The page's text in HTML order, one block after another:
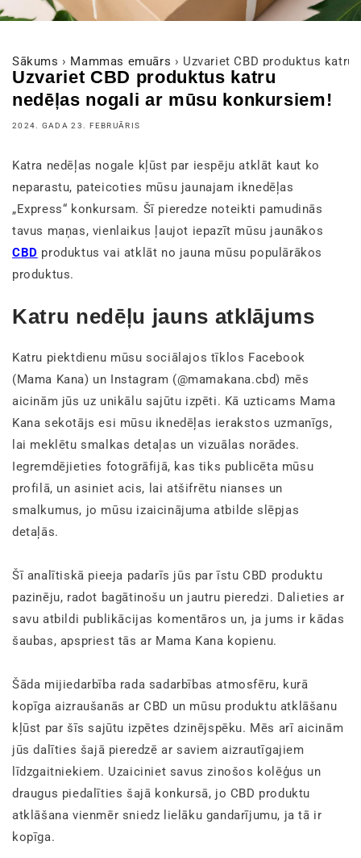
Sākums › Mammas emuārs › Uzvariet CBD produktus
Uzvariet CBD produktus katru
nedēļas nogali ar mūsu konkursiem!
2024. GADA 23. FEBRUĀRIS
Katra nedēļas nogale kļūst par iespēju atklāt kaut ko
neparastu, pateicoties mūsu jaunajam iknedēļas
„Express“ konkursam. Šī pieredze noteikti pamudinās
tavus maņas, vienlaikus ļaujot iepazīt mūsu jaunākos
CBD produktus vai atklāt no jauna mūsu populārākos
produktus.
Katru nedēļu jauns atklājums
Katru piektdienu mūsu sociālajos tīklos Facebook
(Mama Kana) un Instagram (@mamakana.cbd) mēs
aicinām jūs uz unikālu sajūtu izpēti. Kā uzticams Mama
Kana sekotājs esi mūsu iknedēļas ierakstos uzmanīgs,
lai meklētu smalkas detaļas un vizuālas norādes.
Iegremdējieties fotogrāfijā, kas tiks publicēta mūsu
profilā, un asiniet acis, lai atšifrētu nianses un
smalkumus, jo mūsu izaicinājuma atbilde slēpjas
detaļās.
Šī analītiskā pieeja padarīs jūs par īstu CBD produktu
pazinēju, radot bagātinošu un jautru pieredzi. Dalieties ar
savu atbildi publikācijas komentāros un, ja jums ir kādas
šaubas, apspriest tās ar Mama Kana kopienu.
Šāda mijiedarbība rada sadarbības atmosfēru, kurā
kopīga aizraušanās ar CBD un mūsu produktu atklāšanu
kļūst par šīs sajūtu izpētes dzinējspēku. Mēs arī aicinām
jūs dalīties šajā pieredzē ar saviem aizrautīgajiem
līdzgaitniekiem. Uzaiciniet savus zinošos kolēģus un
draugus piedalīties šajā konkursā, jo CBD produktu
atklāšana vienmēr sniedz lielāku gandarījumu, ja tā ir
kopīga.